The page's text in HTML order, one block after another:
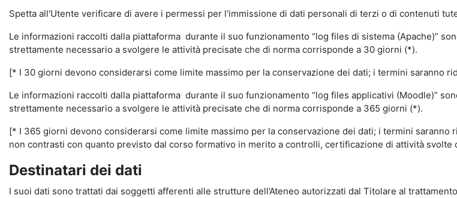
Spetta all'Utente verificare di avere i permessi per l'immissione di dati personali di terzi o di contenuti
Le informazioni raccolti dalla piattaforma durante il suo funzionamento “log files di sistema (Apache)”
strettamente necessario a svolgere le attività precisate che di norma corrisponde a 30 giorni (*).
[* I 30 giorni devono considerarsi come limite massimo per la conservazione dei dati; i termini saranno
Le informazioni raccolti dalla piattaforma durante il suo funzionamento “log files applicativi (Moodle)”
strettamente necessario a svolgere le attività precisate che di norma corrisponde a 365 giorni (*).
[* I 365 giorni devono considerarsi come limite massimo per la conservazione dei dati; i termini
non contrasti con quanto previsto dal corso formativo in merito a controlli, certificazione di attività
Destinatari dei dati
I suoi dati sono trattati dai soggetti afferenti alle strutture dell’Ateneo autorizzati dal Titolare al